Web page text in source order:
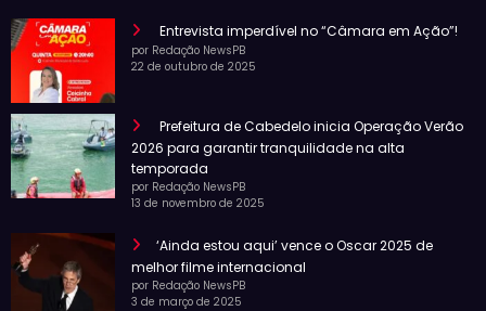
Entrevista imperdível no “Câmara em Ação”!
por Redação NewsPB
22 de outubro de 2025
Prefeitura de Cabedelo inicia Operação Verão
2026 para garantir tranquilidade na alta
temporada
por Redação NewsPB
13 de novembro de 2025
‘Ainda estou aqui’ vence o Oscar 2025 de
melhor filme internacional
por Redação NewsPB
3 de março de 2025